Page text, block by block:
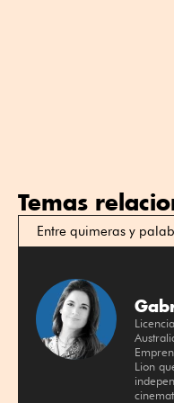
Temas
Entre quimeras y
Lion